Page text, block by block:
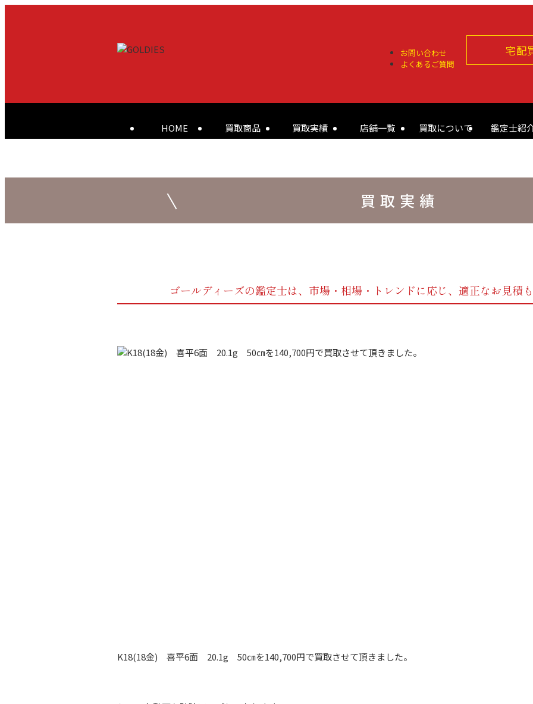
お問い合わせ
よくあるご質問
宅配
HOME 買取商品 買取実績 店舗一覧 買取について 鑑定士紹
買取実績
ゴールディーズの鑑定士は、市場・相場・トレンドに応じ、 適正なお見積
K18(18金) 喜平6面 20.1g 50㎝を140,700円で買取させて頂きました。